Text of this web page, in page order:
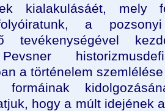
kialakulásáét, mely
a
tevékenységével
a történelem
hogy a múlt idejének